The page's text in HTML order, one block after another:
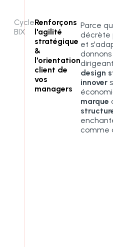
Cycle
BIX
Renforçons
l'agilité
stratégique
&
l'orientation
client de
vos
managers
Parce
décrète
et
design
innover
marque
comme